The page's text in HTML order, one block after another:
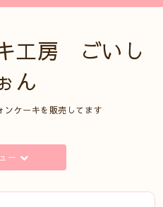
工房 ごいし
ん
ンケーキを販売してます
ー